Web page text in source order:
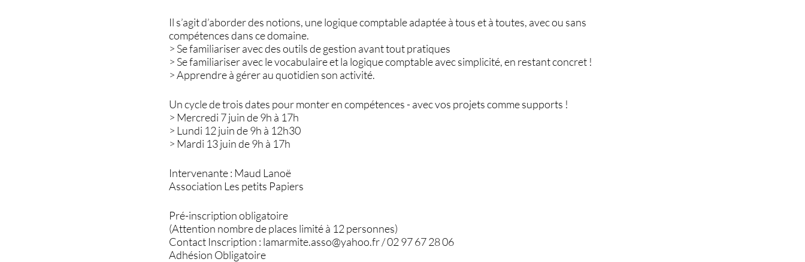
Il s’agit d’aborder des notions, une logique comptable adaptée à tous et à toutes, avec ou sans
compétences dans ce domaine.
> Se familiariser avec des outils de gestion avant tout pratiques
> Se familiariser avec le vocabulaire et la logique comptable avec simplicité, en restant concret !
> Apprendre à gérer au quotidien son activité.
Un cycle de trois dates pour monter en compétences - avec vos projets comme supports !
> Mercredi 7 juin de 9h à 17h
> Lundi 12 juin de 9h à 12h30
> Mardi 13 juin de 9h à 17h
Intervenante : Maud Lanoë
Association Les petits Papiers
Pré-inscription obligatoire
(Attention nombre de places limité à 12 personnes)
Contact Inscription : lamarmite.asso@yahoo.fr / 02 97 67 28 06
Adhésion Obligatoire